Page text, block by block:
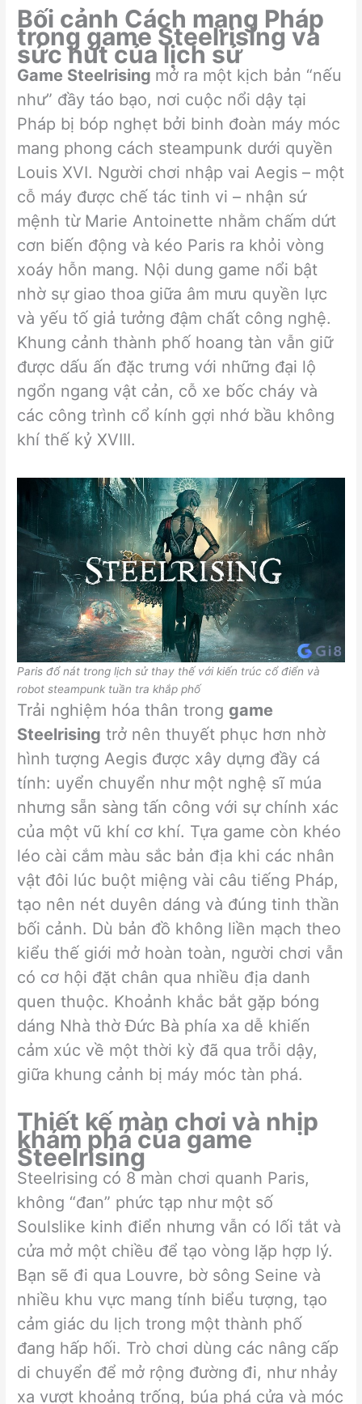
Bối cảnh Cách mạng Pháp
trong game Steelrising và
sức hút của lịch sử
Game Steelrising mở ra một kịch bản “nếu
như” đầy táo bạo, nơi cuộc nổi dậy tại
Pháp bị bóp nghẹt bởi binh đoàn máy móc
mang phong cách steampunk dưới quyền
Louis XVI. Người chơi nhập vai Aegis – một
cỗ máy được chế tác tinh vi – nhận sứ
mệnh từ Marie Antoinette nhằm chấm dứt
cơn biến động và kéo Paris ra khỏi vòng
xoáy hỗn mang. Nội dung game nổi bật
nhờ sự giao thoa giữa âm mưu quyền lực
và yếu tố giả tưởng đậm chất công nghệ.
Khung cảnh thành phố hoang tàn vẫn giữ
được dấu ấn đặc trưng với những đại lộ
ngổn ngang vật cản, cỗ xe bốc cháy và
các công trình cổ kính gợi nhớ bầu không
khí thế kỷ XVIII.
Paris đổ nát trong lịch sử thay thế với kiến trúc cổ điển và
robot steampunk tuần tra khắp phố
Trải nghiệm hóa thân trong game
Steelrising trở nên thuyết phục hơn nhờ
hình tượng Aegis được xây dựng đầy cá
tính: uyển chuyển như một nghệ sĩ múa
nhưng sẵn sàng tấn công với sự chính xác
của một vũ khí cơ khí. Tựa game còn khéo
léo cài cắm màu sắc bản địa khi các nhân
vật đôi lúc buột miệng vài câu tiếng Pháp,
tạo nên nét duyên dáng và đúng tinh thần
bối cảnh. Dù bản đồ không liền mạch theo
kiểu thế giới mở hoàn toàn, người chơi vẫn
có cơ hội đặt chân qua nhiều địa danh
quen thuộc. Khoảnh khắc bắt gặp bóng
dáng Nhà thờ Đức Bà phía xa dễ khiến
cảm xúc về một thời kỳ đã qua trỗi dậy,
giữa khung cảnh bị máy móc tàn phá.
Thiết kế màn chơi và nhịp
khám phá của game
Steelrising
Steelrising có 8 màn chơi quanh Paris,
không “đan” phức tạp như một số
Soulslike kinh điển nhưng vẫn có lối tắt và
cửa mở một chiều để tạo vòng lặp hợp lý.
Bạn sẽ đi qua Louvre, bờ sông Seine và
nhiều khu vực mang tính biểu tượng, tạo
cảm giác du lịch trong một thành phố
đang hấp hối. Trò chơi dùng các nâng cấp
di chuyển để mở rộng đường đi, như nhảy
xa vượt khoảng trống, búa phá cửa và móc